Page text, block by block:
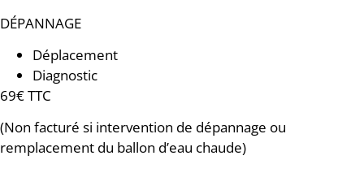
DÉPANNAGE
Déplacement
Diagnostic
69€ TTC
(Non facturé si intervention de dépannage ou
remplacement du ballon d’eau chaude)